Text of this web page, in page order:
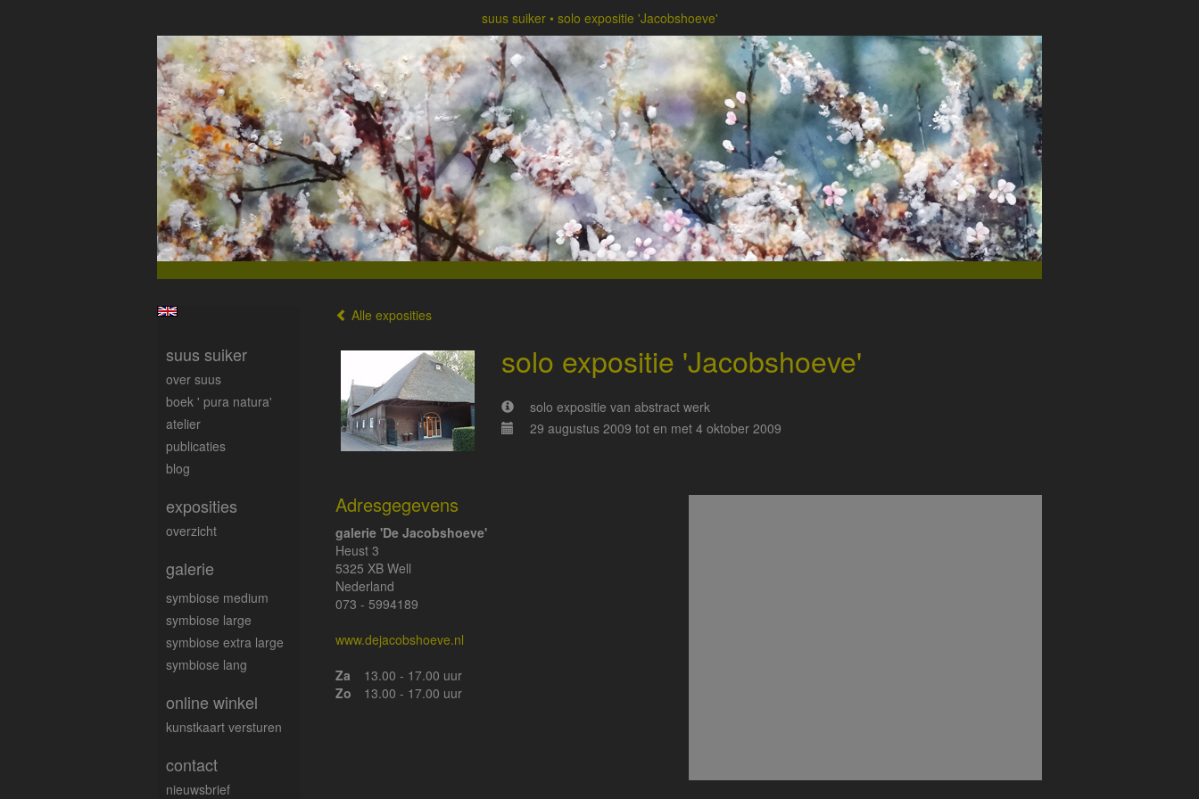
suus suiker solo expositie 'Jacobshoeve'
Alle exposities
solo expositie 'Jacobshoeve'
solo expositie van abstract werk
29 augustus 2009 tot en met 4 oktober 2009
Adresgegevens
galerie 'De Jacobshoeve'
Heust 3
5325 XB Well
Nederland
073 - 5994189
www.dejacobshoeve.nl
Za
13.00 - 17.00 uur
Zo
13.00 - 17.00 uur
suus suiker
over suus
boek ' pura natura'
atelier
publicaties
blog
exposities
overzicht
galerie
symbiose medium
symbiose large
symbiose extra large
symbiose lang
online winkel
kunstkaart versturen
contact
nieuwsbrief